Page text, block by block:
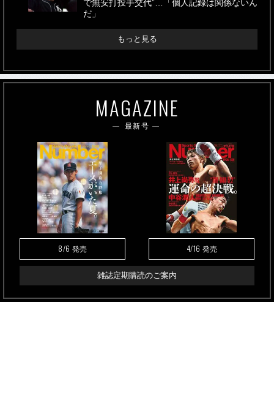
で無安打投手交代”…「個人記録は関係ないん
だ」
もっと見る
MAGAZINE
最新号
8/6 発売 4/16 発売
雑誌定期購読のご案内